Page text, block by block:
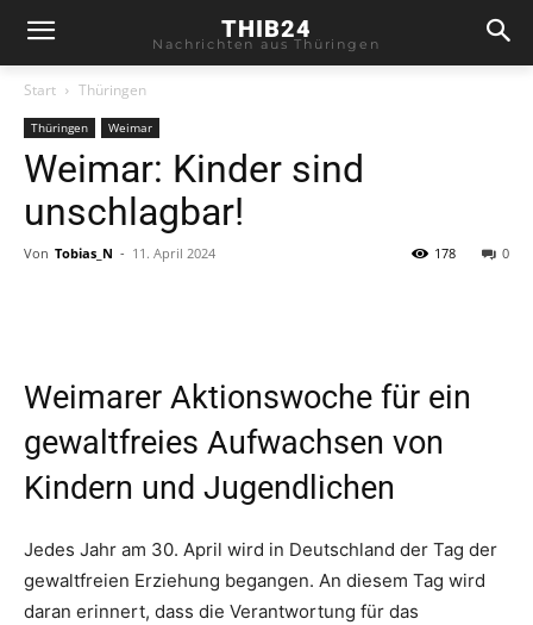
THIB24
Nachrichten aus Thüringen
Start Thüringen
Thüringen Weimar
Weimar: Kinder sind
unschlagbar!
Von Tobias_N - 11. April 2024 0
178
Weimarer Aktionswoche für ein
gewaltfreies Aufwachsen von
Kindern und Jugendlichen
Jedes Jahr am 30. April wird in Deutschland der Tag der
gewaltfreien Erziehung begangen. An diesem Tag wird
daran erinnert, dass die Verantwortung für das